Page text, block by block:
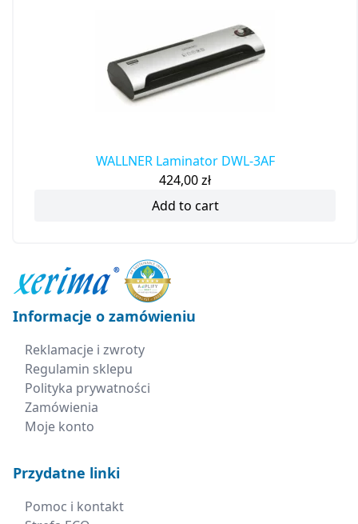
WALLNER Laminator DWL-3AF
424,00zł
Add to cart
Informacje o zamówieniu
Reklamacje i zwroty
Regulamin sklepu
Polityka prywatności
Zamówienia
Moje konto
Przydatne linki
Pomoc i kontakt